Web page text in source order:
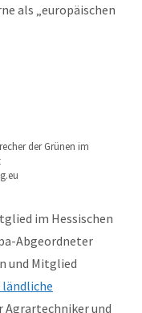
als „europäischen
der Grünen im
im Hessischen
Abgeordneter
und Mitglied
ländliche
Agrartechniker und